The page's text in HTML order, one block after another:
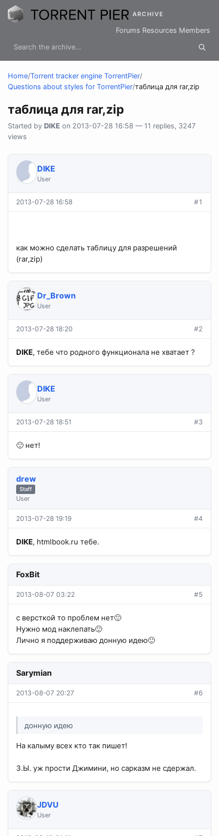
ARCHIVE
Forums Resources Members
Home/Torrent tracker engine TorrentPier/
Questions about styles for TorrentPier/таблица для rar,zip
таблица для rar,zip
Started by DIKE on 2013-07-28 16:58 — 11 replies, 3247
views
DIKE
User
2013-07-28 16:58 #1
как можно сделать таблицу для разрешений
(rar,zip)
Dr_Brown
User
2013-07-28 18:20 #2
DIKE, тебе что родного функционала не хватает ?
DIKE
User
2013-07-28 18:51 #3
🙂 нет!
drew
Staff
User
2013-07-28 19:19 #4
DIKE, htmlbook.ru тебе.
FoxBit
2013-08-07 03:22 #5
с версткой то проблем нет🙂
Нужно мод наклепать🙂
Лично я поддерживаю донную идею🙂
Sarymian
2013-08-07 20:27 #6
донную идею
На калыму всех кто так пишет!
З.Ы. уж прости Джимини, но сарказм не сдержал.
JDVU
User